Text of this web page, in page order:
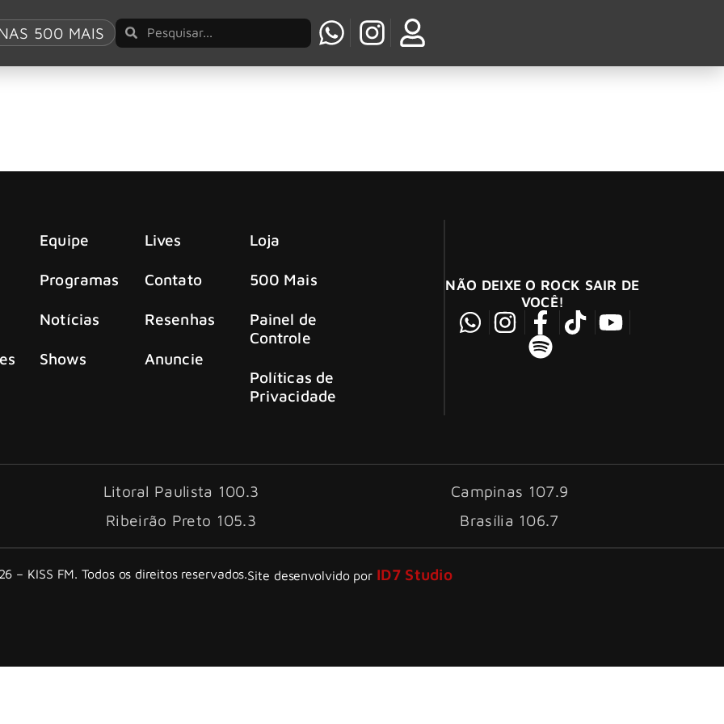
500 MAIS
Equipe
Programas
Notícias
Shows
Lives
Contato
Resenhas
Anuncie
Loja
500 Mais
Painel de
Controle
Políticas de
Privacidade
NÃO DEIXE O ROCK SAIR DE
VOCÊ!
Litoral Paulista 100.3
Campinas 107.9
Ribeirão Preto 105.3 Brasília 106.7
– KISS FM. Todos os direitos reservados.Site desenvolvido por ID7 Studio